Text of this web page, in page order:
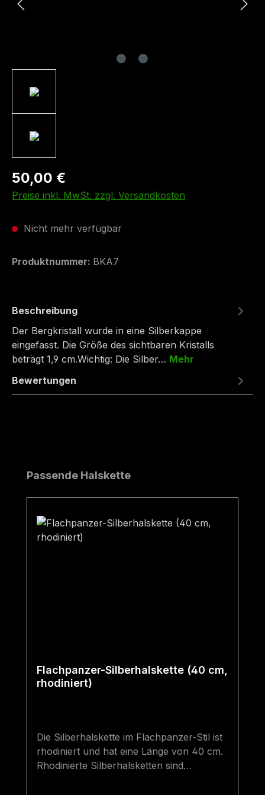
50,00 €
Preise inkl. MwSt. zzgl. Versandkosten
Nicht mehr verfügbar
Produktnummer: BKA7
Beschreibung
Der Bergkristall wurde in eine Silberkappe
eingefasst. Die Größe des sichtbaren Kristalls
beträgt 1,9 cm.Wichtig: Die Silber… Mehr
Bewertungen
Produktgalerie überspringen
Passende Halskette
Flachpanzer-Silberhalskette (40 cm,
rhodiniert)
Die Silberhalskette im Flachpanzer-Stil ist
rhodiniert und hat eine Länge von 40 cm.
Rhodinierte Silberhalsketten sind